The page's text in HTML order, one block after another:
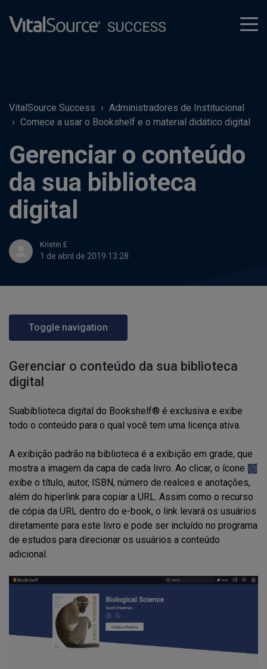
VitalSource Success
Administradores de Institucional
Comece a usar o Bookshelf e o material didático digital
Gerenciar o conteúdo
da sua biblioteca
digital
Kristin E
1 de abril de 2019 13:28
Toggle navigation
Gerenciar o conteúdo da sua biblioteca
digital
Suabiblioteca digital do Bookshelf® é exclusiva e exibe
todo o conteúdo para o qual você tem uma licença ativa.
A exibição padrão na biblioteca é a exibição em grade, que
mostra a imagem da capa de cada livro. Ao clicar, o ícone
exibe o título, autor, ISBN, número de realces e anotações,
além do hiperlink para copiar a URL. Assim como o recurso
de cópia da URL dentro do e-book, o link levará os usuários
diretamente para este livro e pode ser incluído no programa
de estudos para direcionar os usuários a conteúdo
adicional.